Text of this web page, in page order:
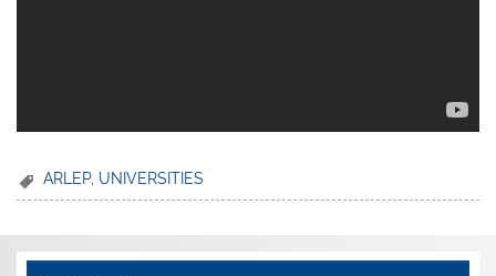
ARLEP, UNIVERSITIES